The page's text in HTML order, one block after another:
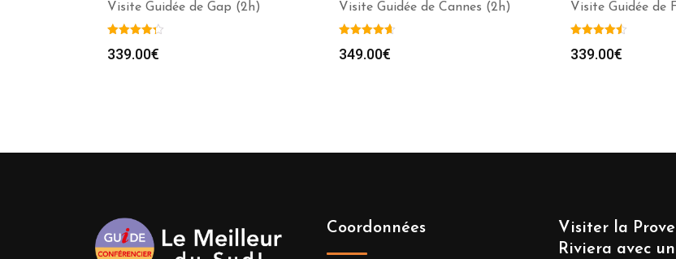
Visite Guidée de Gap (2h)
339.00€
Visite Guidée de Cannes (2h)
349.00€
Visite Guidée de
339.00€
Coordonnées
Visiter la
Riviera avec